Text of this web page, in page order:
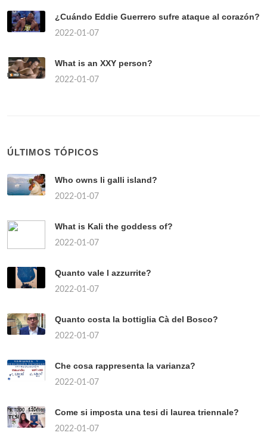
¿Cuándo Eddie Guerrero sufre ataque al corazón?
2022-01-07
What is an XXY person?
2022-01-07
ÚLTIMOS TÓPICOS
Who owns li galli island?
2022-01-07
What is Kali the goddess of?
2022-01-07
Quanto vale l azzurrite?
2022-01-07
Quanto costa la bottiglia Cà del Bosco?
2022-01-07
Che cosa rappresenta la varianza?
2022-01-07
Come si imposta una tesi di laurea triennale?
2022-01-07